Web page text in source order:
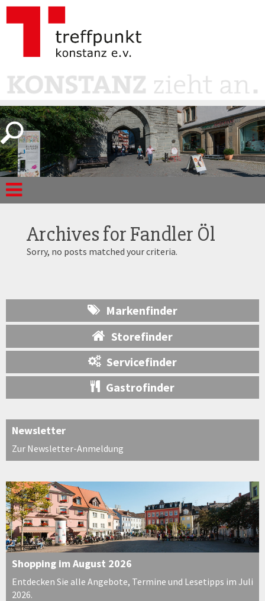
Archives forFandler Öl
Sorry, no posts matched your criteria.
Markenfinder
Storefinder
Servicefinder
Gastrofinder
Newsletter
Zur Newsletter-Anmeldung
Shopping im August 2026
Entdecken Sie alle Angebote, Termine und Lesetipps im Juli
2026.